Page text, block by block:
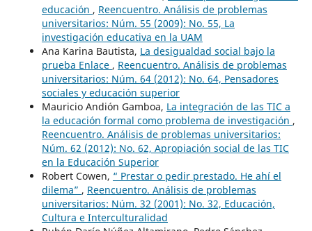
educación , Reencuentro. Análisis de problemas
universitarios: Núm. 55 (2009): No. 55, La
investigación educativa en la UAM
Ana Karina Bautista, La desigualdad social bajo la
prueba Enlace , Reencuentro. Análisis de problemas
universitarios: Núm. 64 (2012): No. 64, Pensadores
sociales y educación superior
Mauricio Andión Gamboa, La integración de las TIC a
la educación formal como problema de investigación ,
Reencuentro. Análisis de problemas universitarios:
Núm. 62 (2012): No. 62, Apropiación social de las TIC
en la Educación Superior
Robert Cowen, “ Prestar o pedir prestado. He ahí el
dilema” , Reencuentro. Análisis de problemas
universitarios: Núm. 32 (2001): No. 32, Educación,
Cultura e Interculturalidad